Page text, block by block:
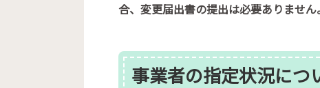
合、変更届出書の提出は必要ありません
事業者の指定状況につ